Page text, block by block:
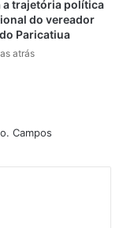
convite e a
cultural de
do
permitirá um
artistas e
com a
a trajetória política
do vereador
Paricatiua
atrás
Campos